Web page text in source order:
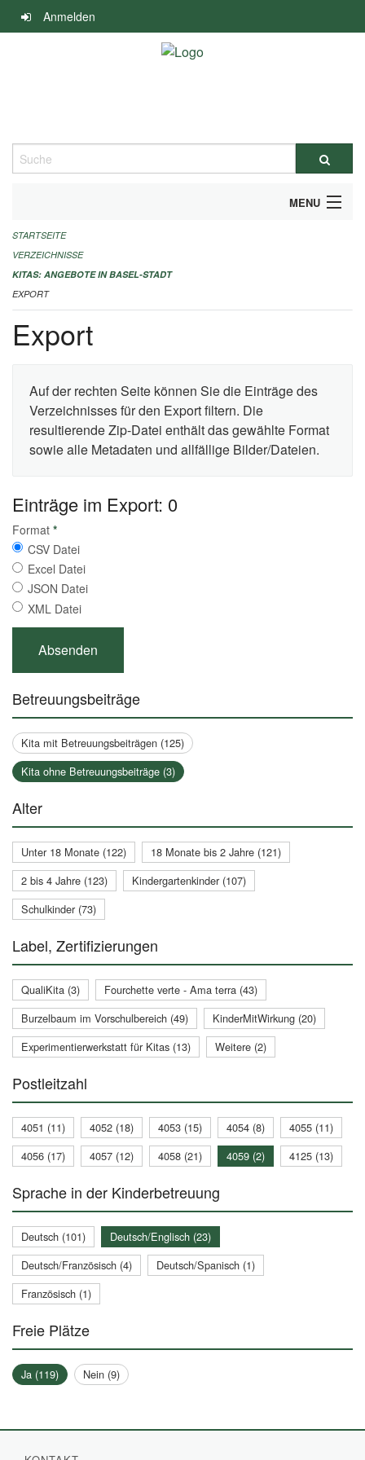
Navigation
überspringen
Anmelden
Suche
MENU
ALLGEMEINE INFORMATIONEN
IMPRESSUM
STARTSEITE
VERZEICHNISSE
KITAS: ANGEBOTE IN BASEL-STADT
EXPORT
Export
Auf der rechten Seite können Sie die Einträge des
Verzeichnisses für den Export filtern. Die
resultierende Zip-Datei enthält das gewählte Format
sowie alle Metadaten und allfällige Bilder/Dateien.
Einträge im Export: 0
Format *
CSV Datei
Excel Datei
JSON Datei
XML Datei
Betreuungsbeiträge
Kita mit Betreuungsbeiträgen (125)
Kita ohne Betreuungsbeiträge (3)
Alter
Unter 18 Monate (122)
18 Monate bis 2 Jahre (121)
2 bis 4 Jahre (123)
Kindergartenkinder (107)
Schulkinder (73)
Label, Zertifizierungen
QualiKita (3)
Fourchette verte - Ama terra (43)
Burzelbaum im Vorschulbereich (49)
KinderMitWirkung (20)
Experimentierwerkstatt für Kitas (13)
Weitere (2)
Postleitzahl
4051 (11) 4052 (18) 4053 (15) 4054 (8)
4055 (11)
4056 (17)
4057 (12) 4058 (21) 4059 (2) 4125 (13)
Sprache in der Kinderbetreuung
Deutsch (101)
Deutsch/Englisch (23)
Deutsch/Französisch (4)
Deutsch/Spanisch (1)
Französisch (1)
Freie Plätze
Ja (119) Nein (9)